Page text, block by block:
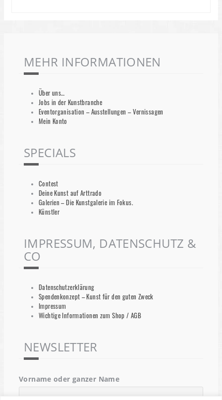
MEHR INFORMATIONEN
Über uns…
Jobs in der Kunstbranche
Eventorganisation – Ausstellungen – Vernissagen
Mein Konto
SPECIALS
Contest
Deine Kunst auf Arttrado
Galerien – Die Kunstgalerie im Fokus.
Künstler
IMPRESSUM, DATENSCHUTZ &
CO
Datenschutzerklärung
Spendenkonzept – Kunst für den guten Zweck
Impressum
Wichtige Informationen zum Shop / AGB
NEWSLETTER
Vorname oder ganzer Name